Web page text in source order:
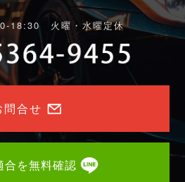
18:30 火曜・水曜定休
問合せ
合を無料確認